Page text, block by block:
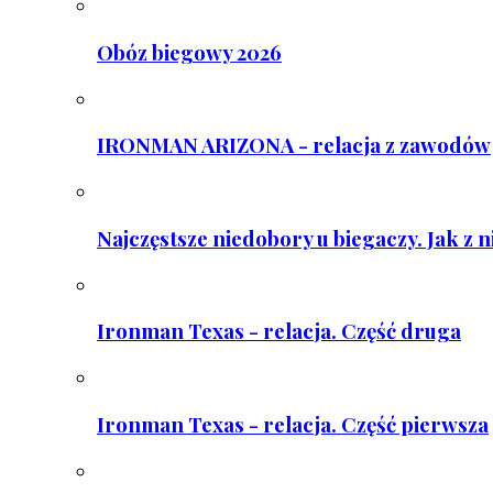
Obóz biegowy 2026
IRONMAN ARIZONA - relacja z zawodów
Najczęstsze niedobory u biegaczy. Jak z
Ironman Texas - relacja. Część druga
Ironman Texas - relacja. Część pierwsza